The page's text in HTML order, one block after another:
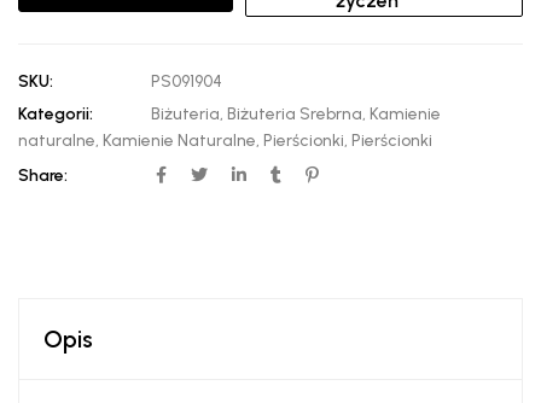
SKU:
PS091904
Kategorii:
Biżuteria, Biżuteria Srebrna, Kamienie
naturalne, Kamienie Naturalne, Pierścionki, Pierścionki
Share:
Opis